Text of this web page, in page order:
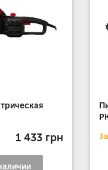
1 433 грн